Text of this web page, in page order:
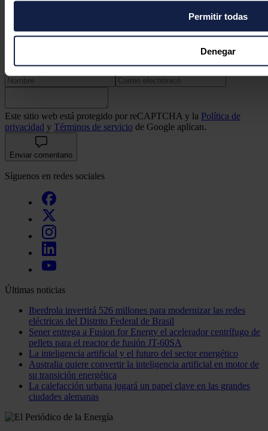
Identificar su dispositivo analizándolo activamente
específicas (huellas digitales)
Obtenga más información sobre cómo se procesan sus
preferencias en lasección de datos. Puede cambiar o
momento en la Declaración de cookies.
Las cookies de este sitio web se usan para personalizar el
funciones de redes sociales y analizar el tráfico. Además,
que haga del sitio web con nuestros partners de redes
quienes pueden combinarla con otra información que les
Permitir todas
Denegar
Deja tu comentario
Tu dirección de correo electrónico no será publicada. Todos los
Este sitio web está protegido por reCAPTCHA y la Política de
privacidad y Términos de servicio de Google aplican.
Enviar comentario
Síguenos en redes sociales
Últimas noticias
Iberdrola invertirá 526 millones para modernizar las redes
eléctricas del Distrito Federal de Brasil
Sener entrega a Fusion for Energy el acelerador centrífugo de
pellets para el reactor de fusión JT-60SA
La inteligencia artificial y el futuro del sector energético
Australia quiere convertir la inteligencia artificial en motor de
su transición energética
La calefacción urbana jugará un papel clave en las grandes
ciudades alemanas